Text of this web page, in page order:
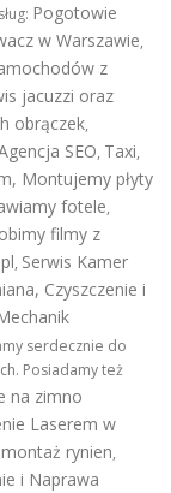
Pogotowie
w Warszawie,
z
jacuzzi oraz
obrączek,
SEO, Taxi,
, Montujemy płyty
fotele,
filmy z
, Serwis Kamer
Czyszczenie i
serdecznie do
Posiadamy też
na zimno
Laserem w
rynien,
i Naprawa